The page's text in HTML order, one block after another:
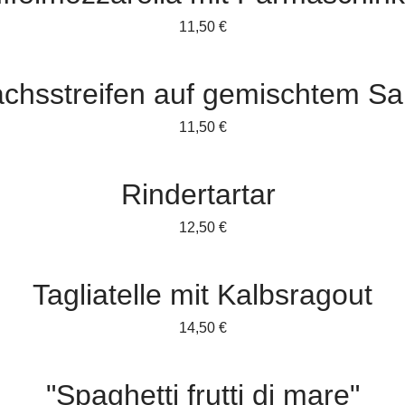
11,50 €
auf gemischtem
11,50 €
Rindertartar
12,50 €
Tagliatelle mit Kalbsragout
14,50 €
"Spaghetti frutti di mare"